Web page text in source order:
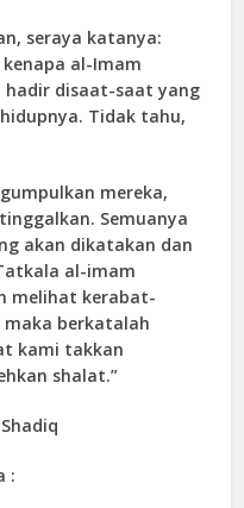
seraya katanya:
al-Imam
disaat-saat yang
Tidak tahu,
mereka,
Semuanya
akan dikatakan dan
al-imam
melihat kerabat-
berkatalah
kami takkan
shalat.”
: